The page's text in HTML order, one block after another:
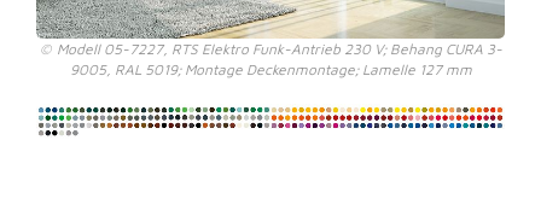
Modell 05-7227, RTS Elektro Funk-Antrieb 230 V; Behang CURA 3-
9005, RAL 5019; Montage Deckenmontage; Lamelle 127 mm